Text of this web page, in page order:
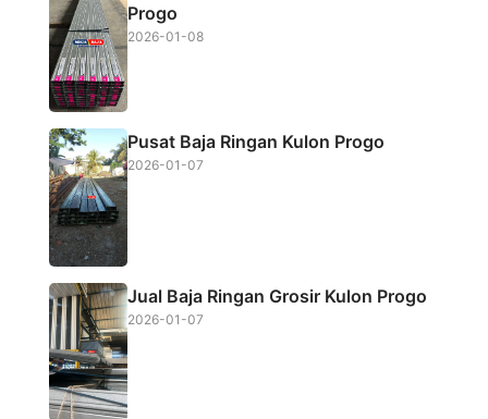
k
p
Progo
2026-01-08
Pusat Baja Ringan Kulon Progo
2026-01-07
Jual Baja Ringan Grosir Kulon Progo
2026-01-07